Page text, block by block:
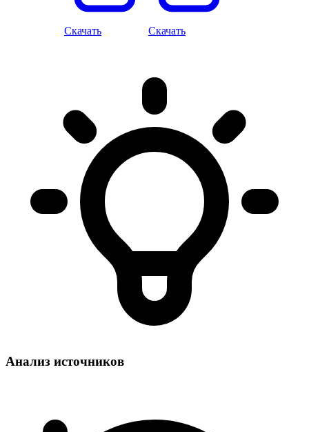
Скачать Скачать
Анализ источников